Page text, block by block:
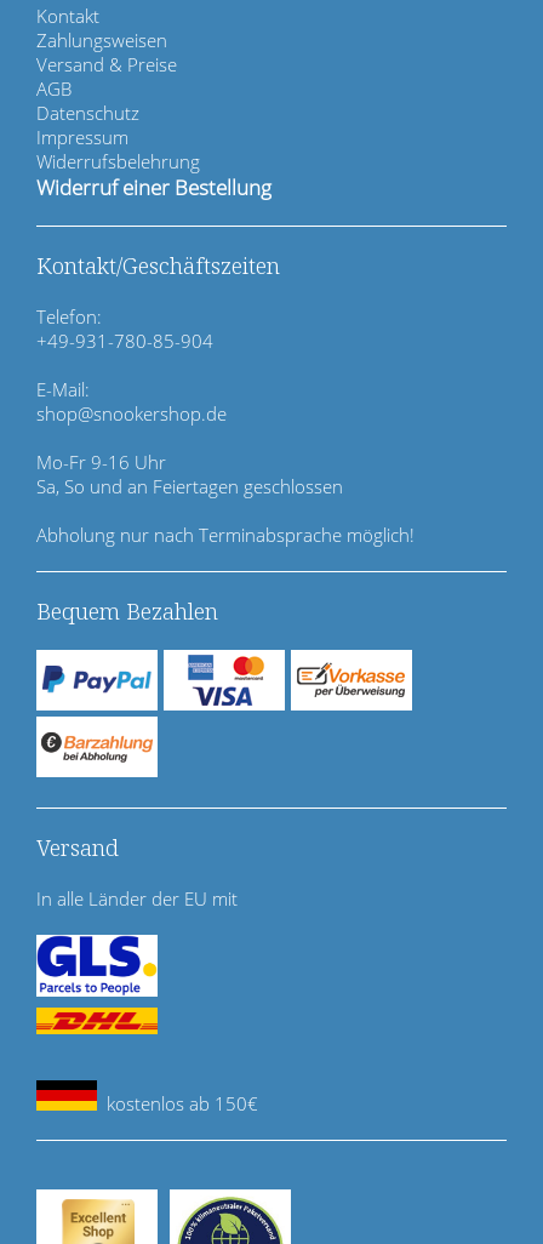
N
a
v
i
g
a
t
i
n
ü
b
e
r
s
p
r
i
n
g
e
n
Kontakt
Zahlungsweisen
Versand & Preise
AGB
Datenschutz
Impressum
Widerrufsbelehrung
Widerruf einer Bestellung
Kontakt/Geschäftszeiten
Telefon:
+49-931-780-85-904
E-Mail:
shop@snookershop.de
Mo-Fr 9-16 Uhr
Sa, So und an Feiertagen geschlossen
Abholung nur nach Terminabsprache möglich!
Bequem Bezahlen
Versand
In alle Länder der EU mit
kostenlos ab 150€